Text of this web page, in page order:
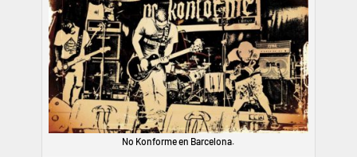
No Konforme en Barcelona.